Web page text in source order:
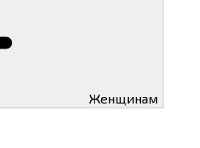
Женщинам